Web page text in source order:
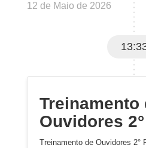
12 de Maio de 2026
Treinamento
Ouvidores
Treinamento de Ouvidores 2°